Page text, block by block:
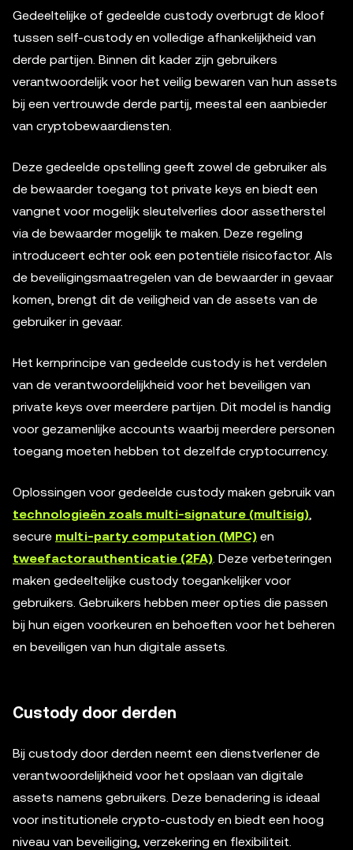
Gedeeltelijke of gedeelde custody overbrugt de kloof
tussen self-custody en volledige afhankelijkheid van
derde partijen. Binnen dit kader zijn gebruikers
verantwoordelijk voor het veilig bewaren van hun assets
bij een vertrouwde derde partij, meestal een aanbieder
van cryptobewaardiensten.
Deze gedeelde opstelling geeft zowel de gebruiker als
de bewaarder toegang tot private keys en biedt een
vangnet voor mogelijk sleutelverlies door assetherstel
via de bewaarder mogelijk te maken. Deze regeling
introduceert echter ook een potentiële risicofactor. Als
de beveiligingsmaatregelen van de bewaarder in gevaar
komen, brengt dit de veiligheid van de assets van de
gebruiker in gevaar.
Het kernprincipe van gedeelde custody is het verdelen
van de verantwoordelijkheid voor het beveiligen van
private keys over meerdere partijen. Dit model is handig
voor gezamenlijke accounts waarbij meerdere personen
toegang moeten hebben tot dezelfde cryptocurrency.
Oplossingen voor gedeelde custody maken gebruik van
technologieën zoals multi-signature (multisig),
secure multi-party computation (MPC) en
tweefactorauthenticatie (2FA). Deze verbeteringen
maken gedeeltelijke custody toegankelijker voor
gebruikers. Gebruikers hebben meer opties die passen
bij hun eigen voorkeuren en behoeften voor het beheren
en beveiligen van hun digitale assets.
Custody door derden
Bij custody door derden neemt een dienstverlener de
verantwoordelijkheid voor het opslaan van digitale
assets namens gebruikers. Deze benadering is ideaal
voor institutionele crypto-custody en biedt een hoog
niveau van beveiliging, verzekering en flexibiliteit.